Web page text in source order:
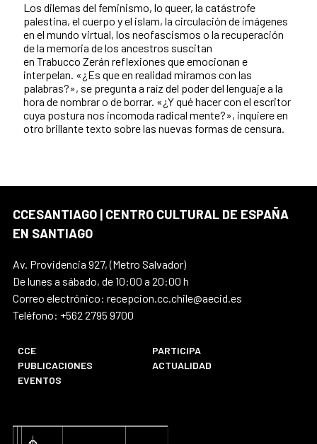
Los dilemas del feminismo, lo queer, la catástrofe
palestina, el cuerpo y el islam, la circulación de imágenes
en el mundo virtual, los neofascismos o la recuperación
de la memoria de los ancestros suscitan
en Trabucco Zerán reflexiones que emocionan e
interpelan. «¿Es que en realidad miramos con las
palabras?», se pregunta a raíz del poder del lenguaje a la
hora de nombrar o de borrar. «¿Y qué hacer con el escritor
cuya postura nos incomoda radical mente?», inquiere en
otro brillante texto sobre las nuevas formas de censura.
CCESANTIAGO | CENTRO CULTURAL DE ESPAÑA
EN SANTIAGO
Av. Providencia 927, (Metro Salvador)
De lunes a sábado, de 10:00 a 20:00 h
Correo electrónico: recepcion.cc.chile@aecid.es
Teléfono: +562 2795 9700
CCE
PARTICIPA
PUBLICACIONES
ACTUALIDAD
EVENTOS